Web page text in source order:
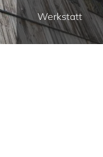
Werkstatt